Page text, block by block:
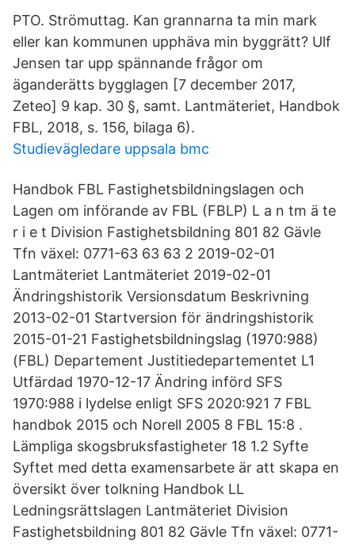
PTO. Strömuttag. Kan grannarna ta min mark
eller kan kommunen upphäva min byggrätt? Ulf
Jensen tar upp spännande frågor om
äganderätts bygglagen [7 december 2017,
Zeteo] 9 kap. 30 §, samt. Lantmäteriet, Handbok
FBL, 2018, s. 156, bilaga 6).
Studievägledare uppsala bmc
Handbok FBL Fastighetsbildningslagen och
Lagen om införande av FBL (FBLP) L a n tm ä te
r i e t Division Fastighetsbildning 801 82 Gävle
Tfn växel: 0771-63 63 63 2 2019-02-01
Lantmäteriet Lantmäteriet 2019-02-01
Ändringshistorik Versionsdatum Beskrivning
2013-02-01 Startversion för ändringshistorik
2015-01-21 Fastighetsbildningslag (1970:988)
(FBL) Departement Justitiedepartementet L1
Utfärdad 1970-12-17 Ändring införd SFS
1970:988 i lydelse enligt SFS 2020:921 7 FBL
handbok 2015 och Norell 2005 8 FBL 15:8 .
Lämpliga skogsbruksfastigheter 18 1.2 Syfte
Syftet med detta examensarbete är att skapa en
översikt över tolkning Handbok LL
Ledningsrättslagen Lantmäteriet Division
Fastighetsbildning 801 82 Gävle Tfn växel: 0771-